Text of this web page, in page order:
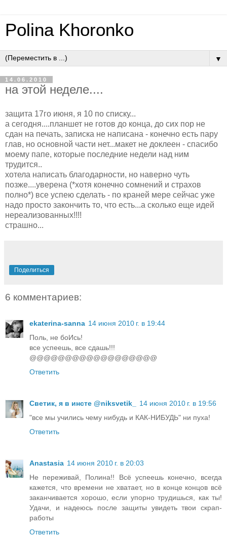
Polina Khoronko
▼
14.06.2010
на этой неделе....
защита 17го июня, я 10 по списку...
а сегодня....планшет не готов до конца, до сих пор не
сдан на печать, записка не написана - конечно есть пару
глав, но основной части нет...макет не доклеен - спасибо
моему папе, которые последние недели над ним
трудится..
хотела написать благодарности, но наверно чуть
позже....уверена (*хотя конечно сомнений и страхов
полно*) все успею сделать - по краней мере сейчас уже
надо просто закончить то, что есть...а сколько еще идей
нереализованных!!!!
страшно...
Поделиться
6 комментариев:
ekaterina-sanna 14 июня 2010 г. в 19:44
Поль, не боИсь!
все успеешь, все сдашь!!!
@@@@@@@@@@@@@@@@@@
Ответить
Светик, я в инсте @niksvetik_
14 июня 2010 г. в 19:56
"все мы учились чему нибудь и КАК-НИБУДЬ" ни пуха!
Ответить
Anastasia 14 июня 2010 г. в 20:03
Не переживай, Полина!! Всё успеешь конечно, всегда
кажется, что времени не хватает, но в конце концов всё
заканчивается хорошо, если упорно трудишься, как ты!
Удачи, и надеюсь после защиты увидеть твои скрап-
работы
Ответить